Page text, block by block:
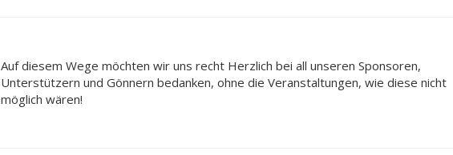
Auf diesem Wege möchten wir uns recht Herzlich bei all unseren Sponsoren,
Unterstützern und Gönnern bedanken, ohne die Veranstaltungen, wie diese nicht
möglich wären!